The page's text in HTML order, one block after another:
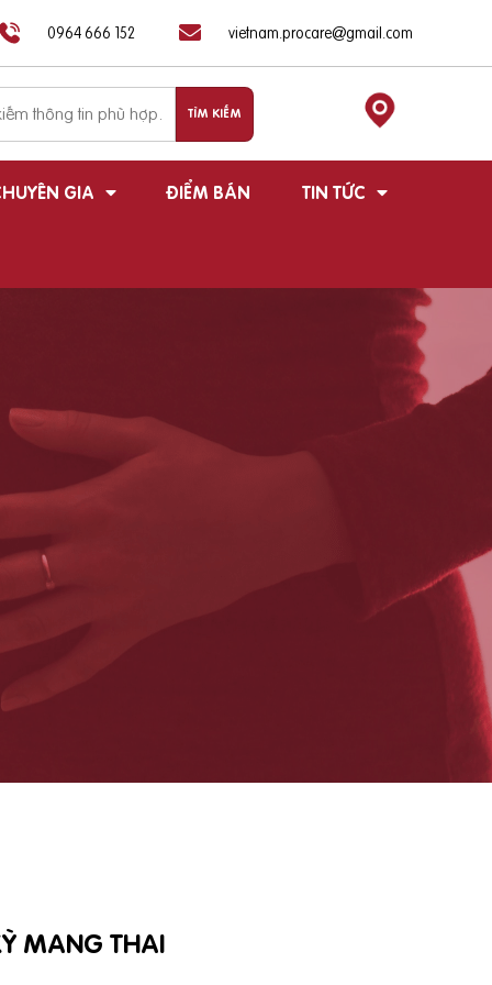
0964 666 152 vietnam.procare@gmail.com
GIA ĐIỂM BÁN TIN TỨC
MANG THAI